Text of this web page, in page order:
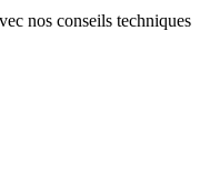
nos conseils techniques